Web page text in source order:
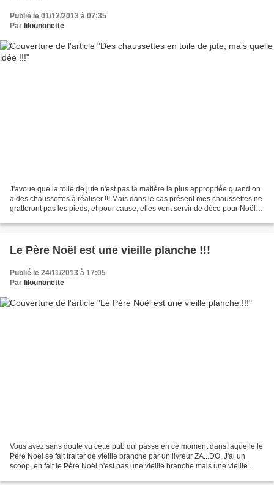
Publié le 01/12/2013 à 07:35
Par lilounonette
J'avoue que la toile de jute n'est pas la matière la plus appropriée quand on
a des chaussettes à réaliser !!! Mais dans le cas présent mes chaussettes ne
gratteront pas les pieds, et pour cause, elles vont servir de déco pour Noël :
Le Père Noël est une vieille planche !!!
Publié le 24/11/2013 à 17:05
Par lilounonette
Vous avez sans doute vu cette pub qui passe en ce moment dans laquelle le
Père Noël se fait traiter de vieille branche par un livreur ZA...DO. J'ai un
scoop, en fait le Père Noël n'est pas une vieille branche mais une vieille